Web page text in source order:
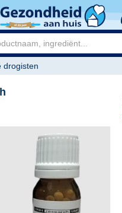
drogisten